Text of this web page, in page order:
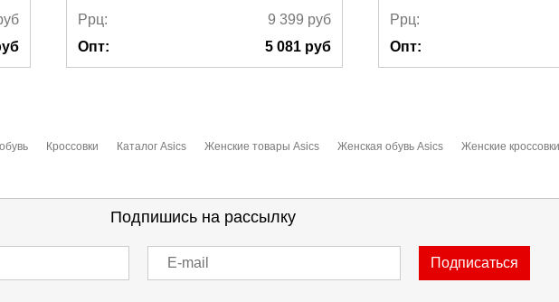
Ррц: 9 399 руб
Опт:
5 081 руб
Ррц:
Опт:
Кроссовки Каталог Asics Женские товары Asics Женская обувь Asics Женские
Подпишись на рассылку
E-mail Подписаться